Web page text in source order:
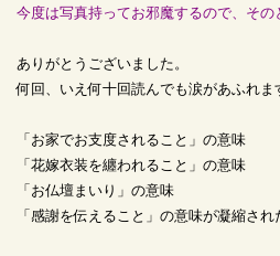
今度は写真持ってお邪魔するので、そ
ありがとうございました。
何回、いえ何十回読んでも涙があふれま
「お家でお支度されること」の意味
「花嫁衣装を纏われること」の意味
「お仏壇まいり」の意味
「感謝を伝えること」の意味が凝縮され